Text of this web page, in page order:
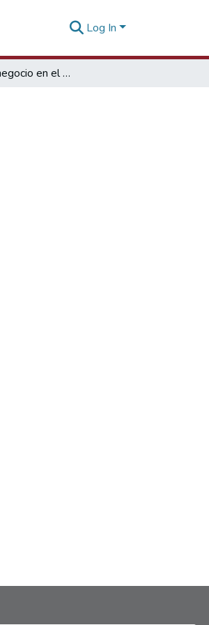
Log In
Fortalece tu negocio en el exterior con una adecuada imagen corporativa [11 de mayo de 2022]